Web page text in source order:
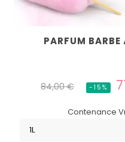
PARFUM BARBE
Prix
84,00 € -15%
Contenance